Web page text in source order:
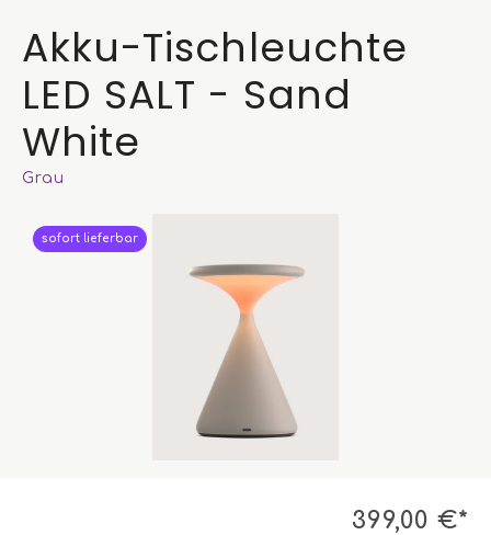
Akku-Tischleuchte
LED SALT - Sand
White
Grau
sofort lieferbar
399,00 €*